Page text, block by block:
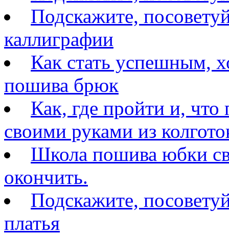
Подскажите,
каллиграфии
Как стать успешным,
пошива брюк
Как, где пройти и,
своими руками из
Школа пошива юбки
окончить.
Подскажите,
платья